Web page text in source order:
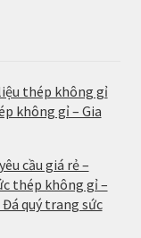
thép không gỉ
không gỉ – Gia
cầu giá rẻ –
thép không gỉ –
quý trang sức